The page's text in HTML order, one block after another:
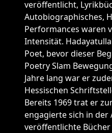
veröffentlicht,
Autobiographisches,
Performances waren
Intensität.
Poet, bevor dieser
Poetry Slam
Jahre lang war er
Hessischen
Bereits 1969 trat er
engagierte sich in der
veröffentlichte